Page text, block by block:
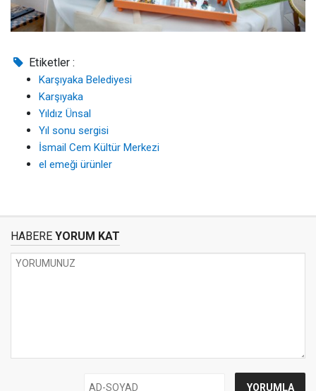
Etiketler :
Karşıyaka Belediyesi
Karşıyaka
Yıldız Ünsal
Yıl sonu sergisi
İsmail Cem Kültür Merkezi
el emeği ürünler
HABERE YORUM KAT